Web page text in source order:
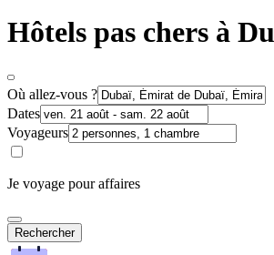
Hôtels pas chers à
Où allez-vous ?
Dates
Voyageurs
Je voyage pour affaires
Rechercher